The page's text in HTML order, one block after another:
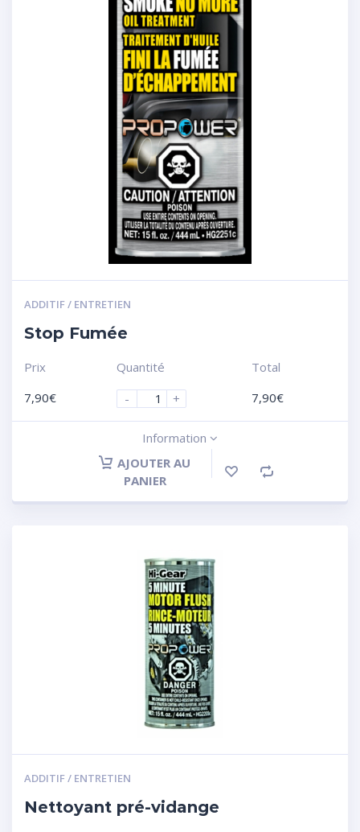
ADDITIF / ENTRETIEN
Stop Fumée
Prix
7,90€
Quantité
-
+
Total
7,90€
Information
AJOUTER AU
PANIER
ADDITIF / ENTRETIEN
Nettoyant pré-vidange